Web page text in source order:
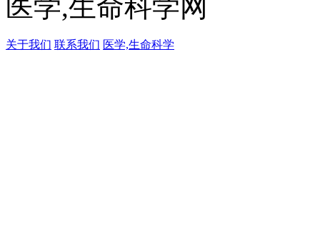
医学,生命科学网
关于我们 联系我们 医学,生命科学